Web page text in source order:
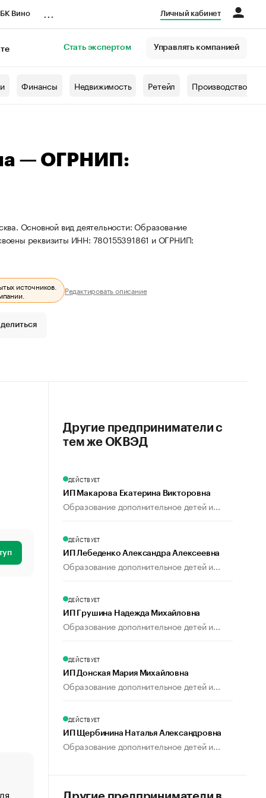
Вино Личный кабинет
Стать экспертом Управлять компанией
Финансы Недвижимость Ретейл Производство
— ОГРНИП:
Основной вид деятельности: Образование
реквизиты ИНН: 780155391861 и ОГРНИП:
источников.
Редактировать описание
«От спорта тело стареет иначе». Как живет глава
Другие предприниматели с
тем же ОКВЭД
ДЕЙСТВУЕТ
ИП Макарова Екатерина Викторовна
Образование дополнительное детей и...
ДЕЙСТВУЕТ
ИП Лебеденко Александра Алексеевна
Образование дополнительное детей и...
ДЕЙСТВУЕТ
ИП Грушина Надежда Михайловна
Образование дополнительное детей и...
ДЕЙСТВУЕТ
ИП Донская Мария Михайловна
Образование дополнительное детей и...
ДЕЙСТВУЕТ
ИП Щербинина Наталья Александровна
Образование дополнительное детей и...